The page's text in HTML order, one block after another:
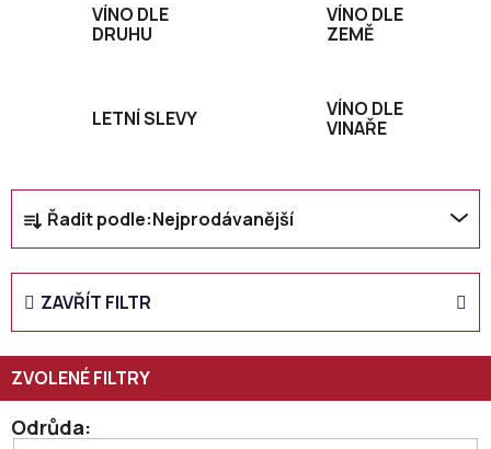
VÍNO DLE
DRUHU
VÍNO DLE
ZEMĚ
LETNÍ SLEVY
VÍNO DLE
VINAŘE
Ř
a
z
n
í
p
r
o
Řadit podle:Nejprodávanější
ZAVŘÍT FILTR
Odrůda